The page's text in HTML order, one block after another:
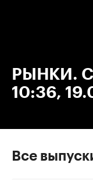
РЫНКИ.
10:36,
Все